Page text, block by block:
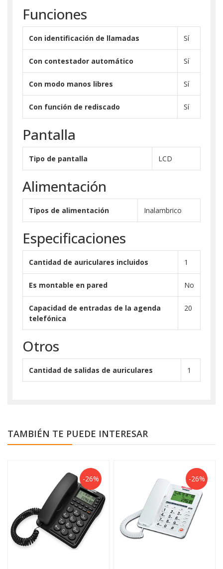
Funciones
Con identificación de llamadas Sí
Con contestador automático Sí
Con modo manos libres Sí
Con función de rediscado Sí
Pantalla
Tipo de pantalla LCD
Alimentación
Tipos de alimentación Inalambrico
Especificaciones
Cantidad de auriculares incluidos 1
Es montable en pared No
Capacidad de entradas de la agenda
telefónica
20
Otros
Cantidad de salidas de auriculares 1
TAMBIÉN TE PUEDE INTERESAR
-26% -26%